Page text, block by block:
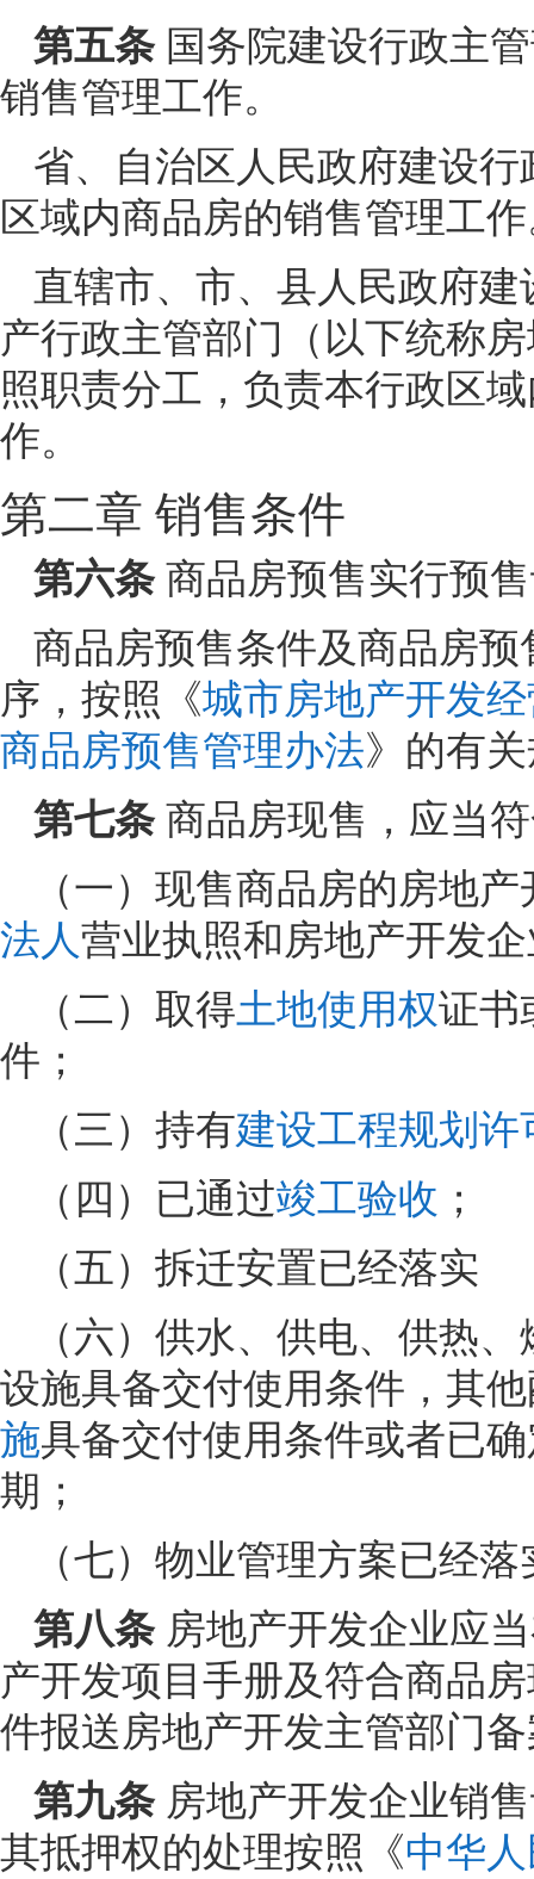
第五条 国务院建设行政主
销售管理工作。
省、自治区人民政府建设
区域内商品房的销售管理工
直辖市、市、县人民政府
产行政主管部门（以下统称
照职责分工，负责本行政区
作。
第二章 销售条件
第六条 商品房预售实行预
商品房预售条件及商品房
序，按照《城市房地产开发
商品房预售管理办法》的有
第七条 商品房现售，应当
（一）现售商品房的房地
法人营业执照和房地产开发
（二）取得土地使用权证书
件；
（三）持有建设工程规划许
（四）已通过竣工验收 ；
（五）拆迁安置已经落实
（六）供水、供电、供热
设施具备交付使用条件，其
施具备交付使用条件或者已
期；
（七）物业管理方案已经落
第八条 房地产开发企业应
产开发项目手册及符合商品
件报送房地产开发主管部门
第九条 房地产开发企业销
其抵押权的处理按照《中华